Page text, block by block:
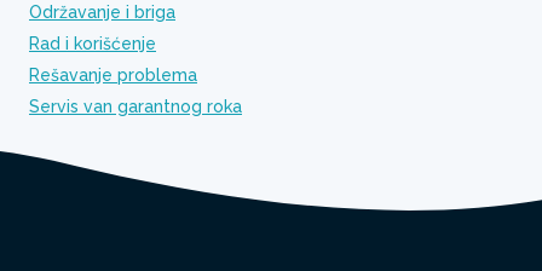
Održavanje i briga
Rad i korišćenje
Rešavanje problema
Servis van garantnog roka